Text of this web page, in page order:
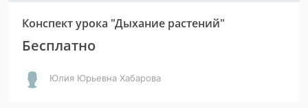
Конспект урока "Дыхание растений"
Бесплатно
Юлия Юрьевна Хабарова